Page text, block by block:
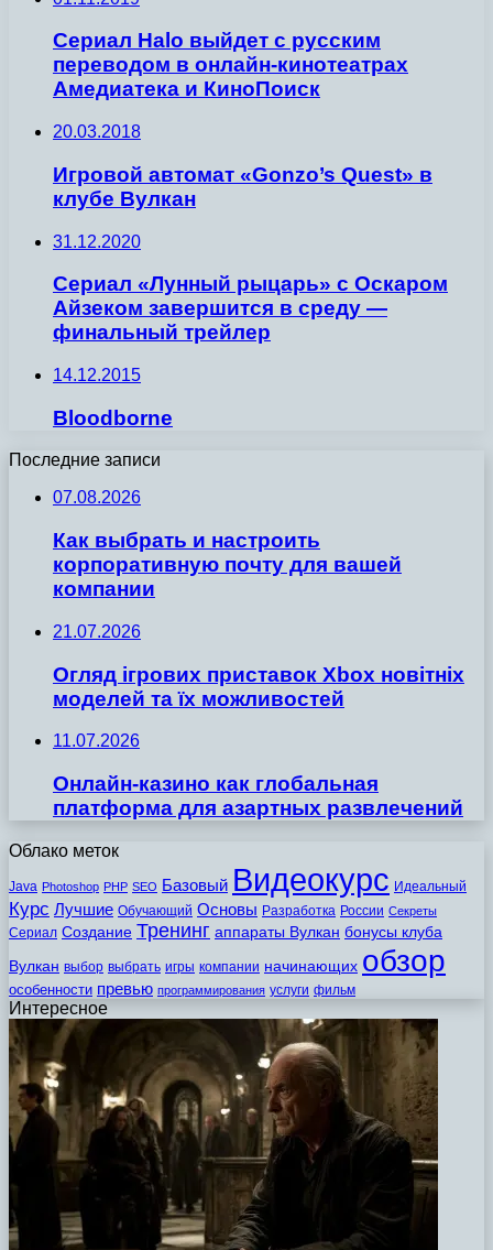
Сериал Halo выйдет с русским
переводом в онлайн-кинотеатрах
Амедиатека и КиноПоиск
20.03.2018
Игровой автомат «Gonzo’s Quest» в
клубе Вулкан
31.12.2020
Сериал «Лунный рыцарь» с Оскаром
Айзеком завершится в среду —
финальный трейлер
14.12.2015
Bloodborne
Последние записи
07.08.2026
Как выбрать и настроить
корпоративную почту для вашей
компании
21.07.2026
Огляд ігрових приставок Xbox новітніх
моделей та їх можливостей
11.07.2026
Онлайн-казино как глобальная
платформа для азартных развлечений
Облако меток
Java Photoshop PHP SEO Базовый Видеокурс Идеальный
Курс Лучшие Обучающий Основы Разработка России Секреты
Сериал Создание Тренинг аппараты Вулкан бонусы клуба
Вулкан выбор выбрать игры компании начинающих обзор
особенности превью программирования услуги фильм
Интересное